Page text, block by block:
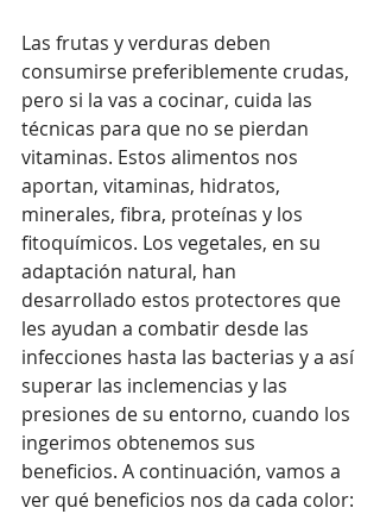
Las frutas y verduras deben
consumirse preferiblemente crudas,
pero si la vas a cocinar, cuida las
técnicas para que no se pierdan
vitaminas. Estos alimentos nos
aportan, vitaminas, hidratos,
minerales, fibra, proteínas y los
fitoquímicos. Los vegetales, en su
adaptación natural, han
desarrollado estos protectores que
les ayudan a combatir desde las
infecciones hasta las bacterias y a así
superar las inclemencias y las
presiones de su entorno, cuando los
ingerimos obtenemos sus
beneficios. A continuación, vamos a
ver qué beneficios nos da cada color: